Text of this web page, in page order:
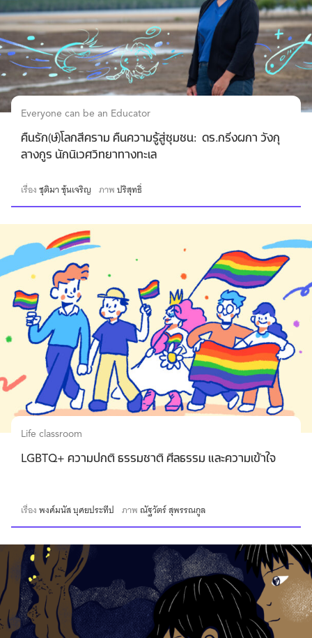
Everyone can be an Educator
คืนรัก(ษ์)โลกสีคราม คืนความรู้สู่ชุมชน: ดร.กริ่งผกา วังกุ
ลางกูร นักนิเวศวิทยาทางทะเล
เรื่องชุติมา ซุ้นเจริญ ภาพปริสุทธิ์
Life classroom
LGBTQ+ ความปกติ ธรรมชาติ ศีลธรรม และความเข้าใจ
เรื่องพงศ์มนัส บุศยประทีป ภาพณัฐวัตร์ สุพรรณกูล